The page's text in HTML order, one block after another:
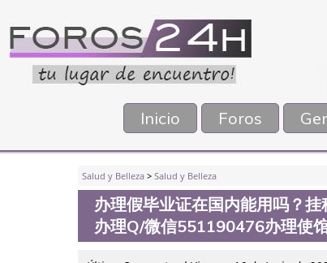
Inicio Foros
Salud y Belleza > Salud y Belleza
办理假毕业证在国内能用吗？
办理Q/微信551190476办理使